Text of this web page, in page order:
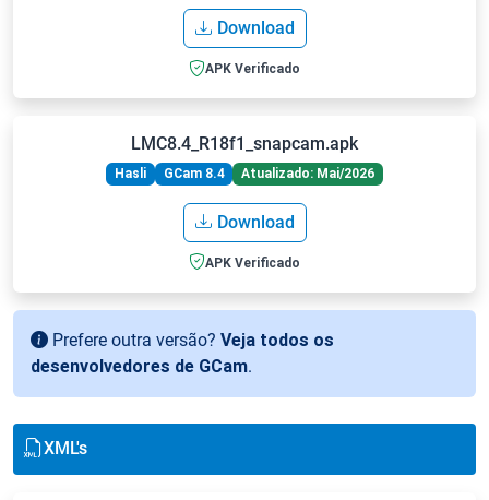
Download
APK Verificado
LMC8.4_R18f1_snapcam.apk
Hasli GCam 8.4 Atualizado: Mai/2026
Download
APK Verificado
Prefere outra versão? Veja todos os
desenvolvedores de GCam.
XML's